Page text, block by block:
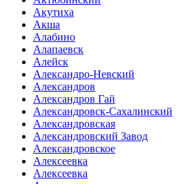
Акутиха
Акша
Алабино
Алапаевск
Алейск
Александро-Невский
Александров
Александров Гай
Александровск-Сахалинский
Александровская
Александровский Завод
Александровское
Алексеевка
Алексеевка